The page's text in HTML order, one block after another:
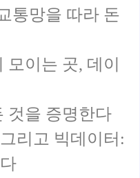
통망을 따라 돈
모이는 곳, 데이
것을 증명한다
리고 빅데이터: